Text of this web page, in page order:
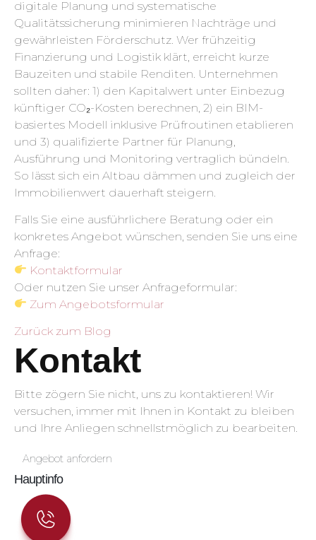
digitale Planung und systematische
Qualitätssicherung minimieren Nachträge und
gewährleisten Förderschutz. Wer frühzeitig
Finanzierung und Logistik klärt, erreicht kurze
Bauzeiten und stabile Renditen. Unternehmen
sollten daher: 1) den Kapitalwert unter Einbezug
künftiger CO₂-Kosten berechnen, 2) ein BIM-
basiertes Modell inklusive Prüfroutinen etablieren
und 3) qualifizierte Partner für Planung,
Ausführung und Monitoring vertraglich bündeln.
So lässt sich ein Altbau dämmen und zugleich der
Immobilienwert dauerhaft steigern.
Falls Sie eine ausführlichere Beratung oder ein
konkretes Angebot wünschen, senden Sie uns eine
Anfrage:
Kontaktformular
Oder nutzen Sie unser Anfrageformular:
Zum Angebotsformular
Zurück zum Blog
Kontakt
Bitte zögern Sie nicht, uns zu kontaktieren! Wir
versuchen, immer mit Ihnen in Kontakt zu bleiben
und Ihre Anliegen schnellstmöglich zu bearbeiten.
Angebot anfordern
Hauptinfo